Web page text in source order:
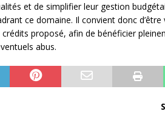
et de simplifier leur gestion
ce domaine. Il convient donc
proposé, afin de bénéficier
abus.